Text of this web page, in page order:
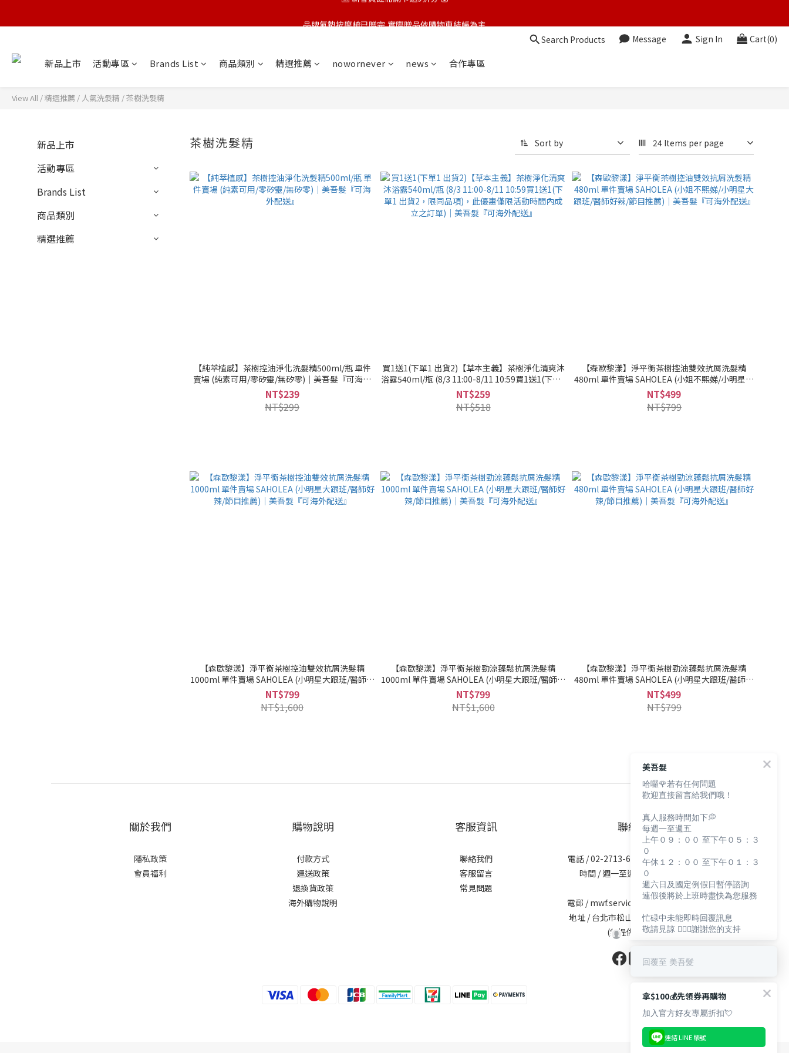
Search Products Message Sign In Cart(0)
新品上市 活動專區 Brands List 商品類別 精選推薦 nowornever news 合作專區
View All /精選推薦 / 人氣洗髮精 /茶樹洗髮精
新品上市
活動專區
Brands List
商品類別
精選推薦
茶樹洗髮精 Sort by 24 Items per page
【純萃植感】茶樹控油淨化洗髮精500ml/瓶 單件
賣場 (純素可用/零矽靈/無矽零)｜美吾髮『可海外
配送』
NT$239
NT$299
買1送1(下單1 出貨2)【草本主義】茶樹淨化清爽沐
浴露540ml/瓶 (8/3 11:00-8/11 10:59買1送1(下單1
出貨2，限同品項)，此優惠僅限活動時間內成立之
訂單)｜美吾髮『可海外配送』
NT$259
NT$518
【森歐黎漾】淨平衡茶樹控油雙效抗屑洗髮精
480ml 單件賣場 SAHOLEA (小姐不熙娣/小明星大
跟班/醫師好辣/節目推薦)｜美吾髮『可海外配送』
NT$499
NT$799
【森歐黎漾】淨平衡茶樹控油雙效抗屑洗髮精
1000ml 單件賣場 SAHOLEA (小明星大跟班/醫師好
辣/節目推薦)｜美吾髮『可海外配送』
NT$799
NT$1,600
【森歐黎漾】淨平衡茶樹勁涼蓬鬆抗屑洗髮精
1000ml 單件賣場 SAHOLEA (小明星大跟班/醫師好
辣/節目推薦)｜美吾髮『可海外配送』
NT$799
NT$1,600
【森歐黎漾】淨平衡茶樹勁涼蓬鬆抗屑洗髮精
480ml 單件賣場 SAHOLEA (小明星大跟班/醫師好
辣/節目推薦)｜美吾髮『可海外配送』
NT$499
NT$799
關於我們
隱私政策
會員福利
購物說明
付款方式
運送政策
退換貨政策
海外購物說明
客服資訊
聯絡我們
客服留言
常見問題
聯絡資訊
電話 / 02-2713-6621 (無提供訂購服務)
時間 / 週一至週五 09:30-12:00；
13:30-17:30
電郵 / mwf.service@maywufa.com.tw
地址 / 台北市松山區復興北路167號5樓
(無提供現場販售)
美吾髮
哈囉🌹若有任何問題
歡迎直接留言給我們哦！
真人服務時間如下💭
每週一至週五
上午０９：００ 至下午０５：３
０
午休１２：００ 至下午０１：３
０
週六日及國定例假日暫停諮詢
連假後將於上班時盡快為您服務
忙碌中未能即時回覆訊息
敬請見諒 🙇🏻‍♀️謝謝您的支持
回覆至 美吾髮
拿$100💰先領券再購物
加入官方好友專屬折扣💘
連結 LINE 帳號